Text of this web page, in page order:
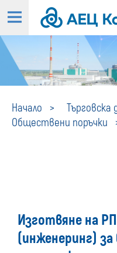
Начало
Търговска
Обществени поръчки
Изготвяне на
(инженеринг)